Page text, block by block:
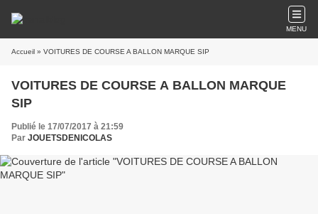
MENU
Accueil » VOITURES DE COURSE A BALLON MARQUE SIP
VOITURES DE COURSE A BALLON MARQUE
SIP
Publié le 17/07/2017 à 21:59
Par JOUETSDENICOLAS